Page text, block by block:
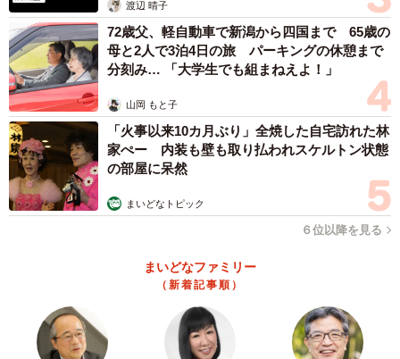
4/11
ところ」「お母さん‼ニコニコしてないで急かして急かし
て‼」「こういう人いますね」と、多くの共感の声が集まり
渡辺 晴子
72歳父、軽自動車で新潟から四国まで 65歳の
母と2人で3泊4日の旅 パーキングの休憩まで
分刻み… 「大学生でも組まねえよ！」
山岡 もと子
「火事以来10カ月ぶり」全焼した自宅訪れた林
家ぺー 内装も壁も取り払われスケルトン状態
の部屋に呆然
まいどなトピック
６位以降を見る
まいどなファミリー
（新着記事順）